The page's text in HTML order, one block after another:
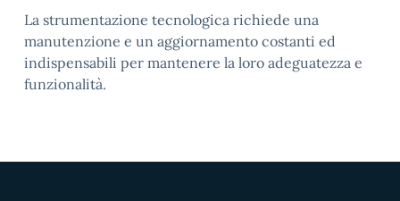
La strumentazione tecnologica richiede una
manutenzione e un aggiornamento costanti ed
indispensabili per mantenere la loro adeguatezza e
funzionalità.